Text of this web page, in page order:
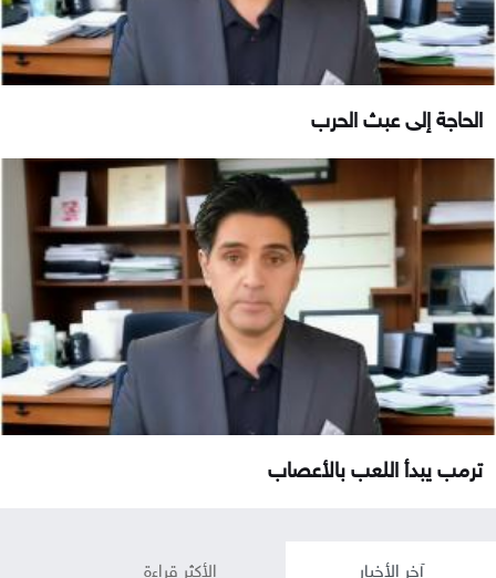
الحاجة إلى عبث الحرب
ترمب يبدأ اللعب بالأعصاب
آخر الأخبار الأكثر قراءة